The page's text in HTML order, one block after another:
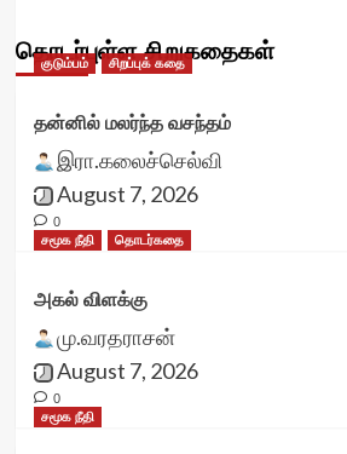
தொடர்புள்ள சிறுகதைகள்
குடும்பம் சிறப்புக் கதை
தன்னில் மலர்ந்த வசந்தம்
இரா.கலைச்செல்வி
August 7, 2026
0
சமூக நீதி
தொடர்கதை
அகல் விளக்கு
மு.வரதராசன்
August 7, 2026
0
சமூக நீதி